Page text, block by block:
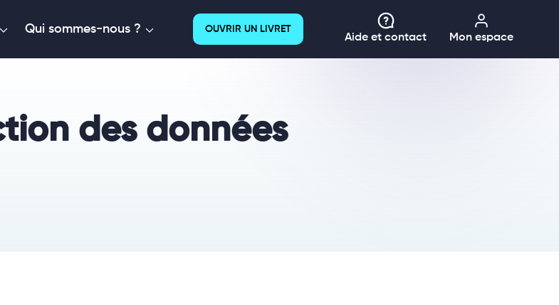
Qui sommes-nous ?
Aide et contact Mon espace
OUVRIR UN LIVRET
des données